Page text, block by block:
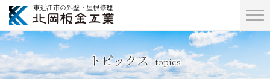
東近江市の外壁・屋根修理
トピックス topics